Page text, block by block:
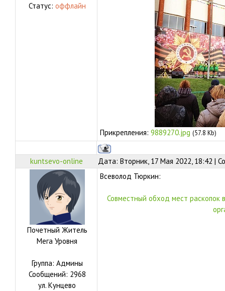
Статус: оффлайн
Прикрепления: 9889270.jpg (57.8 Kb)
kuntsevo-online Дата: Вторник, 17 Мая 2022, 18:42 |
Почетный Житель
Мега Уровня
Группа: Админы
Сообщений: 2968
ул. Кунцево
Всеволод Тюркин:
Совместный обход мест раскопок